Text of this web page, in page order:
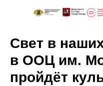
Свет в
в ООЦ им.
пройдёт